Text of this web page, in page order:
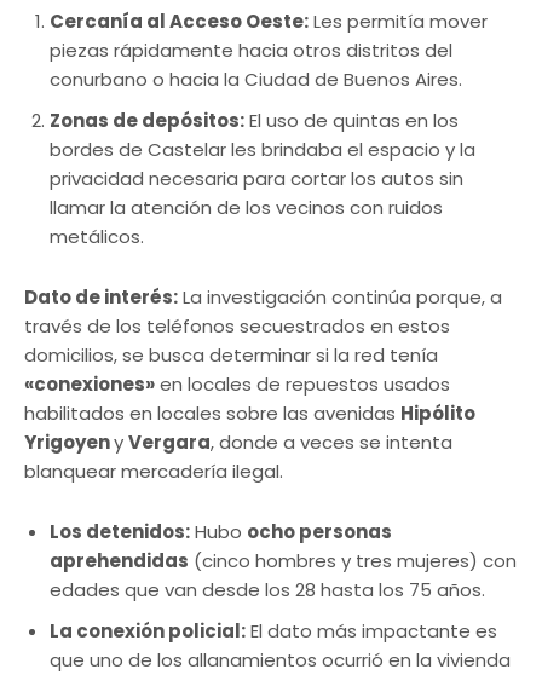
Cercanía al Acceso Oeste:Les permitía mover
piezas rápidamente hacia otros distritos del
conurbano o hacia la Ciudad de Buenos Aires.
Zonas de depósitos:El uso de quintas en los
bordes de Castelar les brindaba el espacio y la
privacidad necesaria para cortar los autos sin
llamar la atención de los vecinos con ruidos
metálicos.
Dato de interés:La investigación continúa porque, a
través de los teléfonos secuestrados en estos
domicilios, se busca determinar si la red tenía
«conexiones»en locales de repuestos usados
habilitados en locales sobre las avenidas Hipólito
YrigoyenyVergara, donde a veces se intenta
blanquear mercadería ilegal.
Los detenidos:Hubo ocho personas
aprehendidas (cinco hombres y tres mujeres) con
edades que van desde los 28 hasta los 75 años.
La conexión policial:El dato más impactante es
que uno de los allanamientos ocurrió en la vivienda